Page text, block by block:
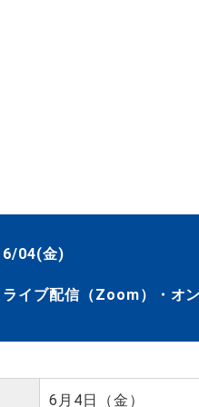
6/04(金)
ライブ配信（Zoom）・オ
6月4日（金）